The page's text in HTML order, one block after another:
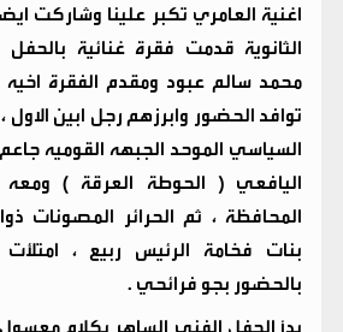
اغنية العامري تكبر علينا وشاركت
الثانوية قدمت فقرة غنائية بالحفل
محمد سالم عبود ومقدم الفقرة
توافد الحضور وابرزهم رجل ابين الاول
السياسي الموحد الجبهه القوميه
اليافعي ( الحوطة العرقة )
المحافظة ، ثم الحرائر المصونات
بنات فخامة الرئيس ربيع ،
بالحضور بجو فرائحي .
بدأ الحفل الفني الساهر بكلام